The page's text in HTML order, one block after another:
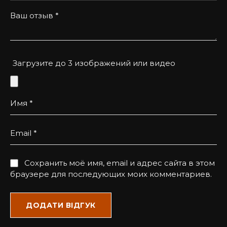
Приємна на дотик, довговічна
купон в рудому кольорі з логотипом Mercedes
Ручна робота майстрів Kartell
Ваш отзыв *
Загрузите до 3 изображений или видео
Имя *
Email *
Сохранить моё имя, email и адрес сайта в этом
браузере для последующих моих комментариев.